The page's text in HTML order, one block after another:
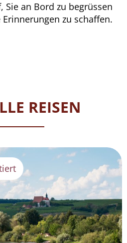
an Bord zu begrüssen
zu schaffen.
REISEN